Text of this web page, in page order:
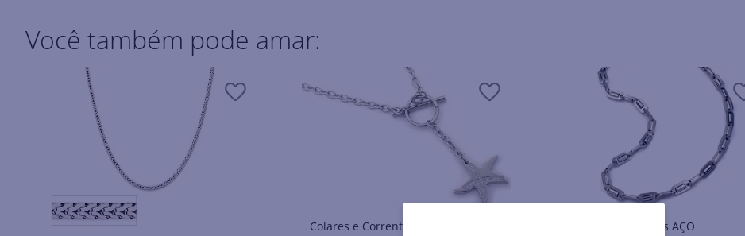
Você também pode amar:
Colares e Correntes AÇO